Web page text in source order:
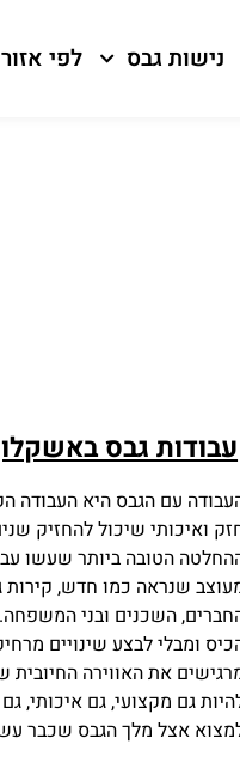
נישות גבס לפי
עבודות גבס
עם הגבס היא העבודה
ואיכותי שיכול להחזיק
הטובה ביותר שעשו
שנראה כמו חדש, קירות
השכנים ובני
ומבלי לבצע שינויים
את האווירה
גם מקצועי, גם איכותי,
אצל מלך הגבס שכבר עשה